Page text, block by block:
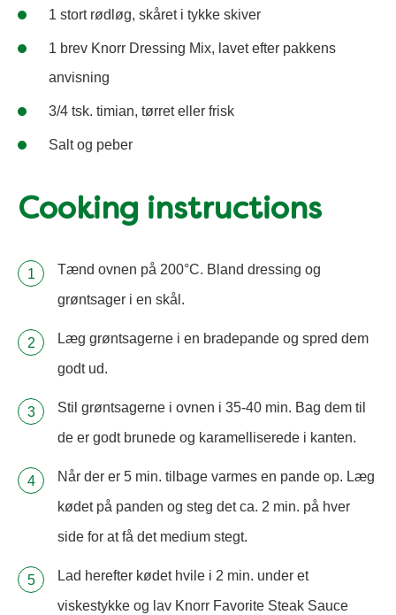
1 stort rødløg, skåret i tykke skiver
1 brev Knorr Dressing Mix, lavet efter pakkens
anvisning
3/4 tsk. timian, tørret eller frisk
Salt og peber
Cooking instructions
Tænd ovnen på 200°C. Bland dressing og
grøntsager i en skål.
Læg grøntsagerne i en bradepande og spred dem
godt ud.
Stil grøntsagerne i ovnen i 35-40 min. Bag dem til
de er godt brunede og karamelliserede i kanten.
Når der er 5 min. tilbage varmes en pande op. Læg
kødet på panden og steg det ca. 2 min. på hver
side for at få det medium stegt.
Lad herefter kødet hvile i 2 min. under et
viskestykke og lav Knorr Favorite Steak Sauce